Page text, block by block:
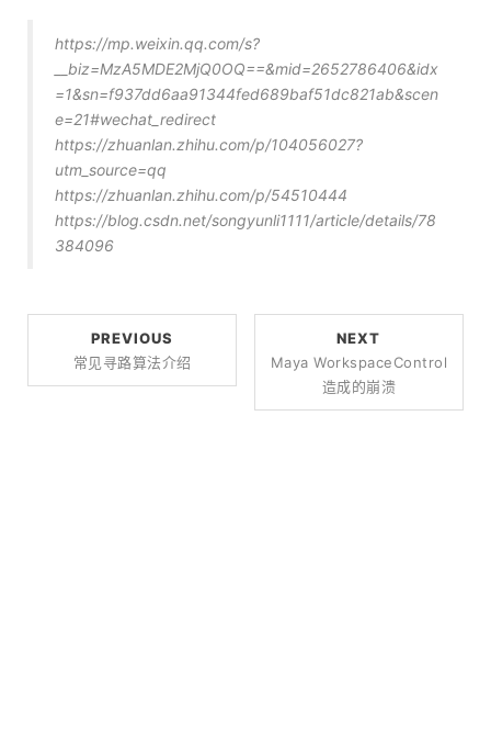
https://mp.weixin.qq.com/s?
__biz=MzA5MDE2MjQ0OQ==&mid=2652786406&idx
=1&sn=f937dd6aa91344fed689baf51dc821ab&scen
e=21#wechat_redirect
https://zhuanlan.zhihu.com/p/104056027?
utm_source=qq
https://zhuanlan.zhihu.com/p/54510444
https://blog.csdn.net/songyunli1111/article/details/78
384096
PREVIOUS
常见寻路算法介绍
NEXT
Maya WorkspaceControl
造成的崩溃